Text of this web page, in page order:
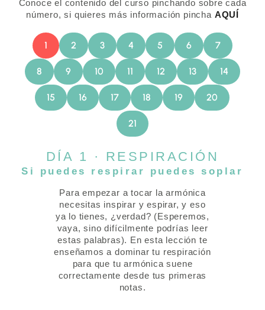
Conoce el contenido del curso pinchando sobre cada
número, si quieres más información pincha AQUÍ
1 2 3 4 5 6 7
8 9 10 11 12 13 14
15 16 17 18 19 20
21
DÍA 1 · RESPIRACIÓN
Si puedes respirar puedes soplar
Para empezar a tocar la armónica
necesitas inspirar y espirar, y eso
ya lo tienes, ¿verdad? (Esperemos,
vaya, sino difícilmente podrías leer
estas palabras). En esta lección te
enseñamos a dominar tu respiración
para que tu armónica suene
correctamente desde tus primeras
notas.